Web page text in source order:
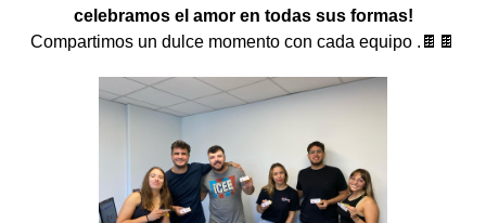
celebramos el amor en todas sus formas!
Compartimos un dulce momento con cada equipo .🍫🍫